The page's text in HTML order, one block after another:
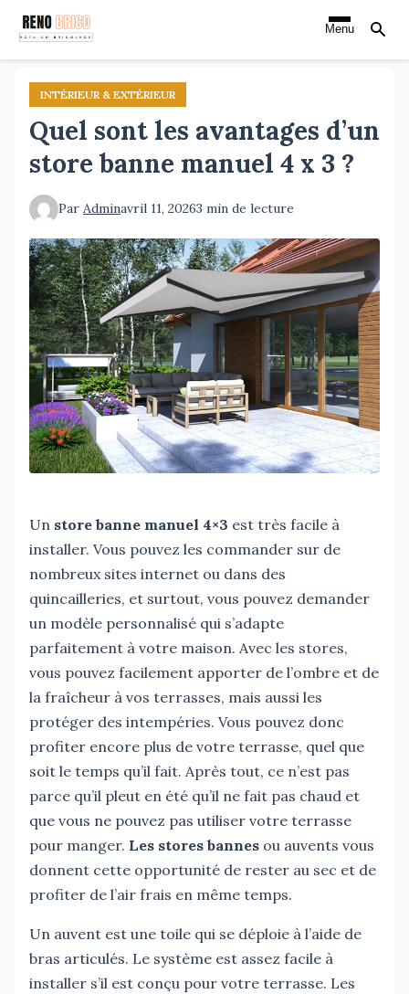
Aller
contenu
principal
Menu
INTÉRIEUR & EXTÉRIEUR
Quel sont les avantages d’un
store banne manuel 4 x 3 ?
Par Adminavril 11, 20263 min de lecture
Un store banne manuel 4×3 est très facile à
installer. Vous pouvez les commander sur de
nombreux sites internet ou dans des
quincailleries, et surtout, vous pouvez demander
un modèle personnalisé qui s’adapte
parfaitement à votre maison. Avec les stores,
vous pouvez facilement apporter de l’ombre et de
la fraîcheur à vos terrasses, mais aussi les
protéger des intempéries. Vous pouvez donc
profiter encore plus de votre terrasse, quel que
soit le temps qu’il fait. Après tout, ce n’est pas
parce qu’il pleut en été qu’il ne fait pas chaud et
que vous ne pouvez pas utiliser votre terrasse
pour manger. Les stores bannes ou auvents vous
donnent cette opportunité de rester au sec et de
profiter de l’air frais en même temps.
Un auvent est une toile qui se déploie à l’aide de
bras articulés. Le système est assez facile à
installer s’il est conçu pour votre terrasse. Les